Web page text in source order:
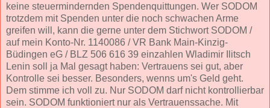
keine steuermindernden Spendenquittungen. Wer SODOM
trotzdem mit Spenden unter die noch schwachen Arme
greifen will, kann die gerne unter dem Stichwort SODOM /
auf mein Konto-Nr. 1140086 / VR Bank Main-Kinzig-
Büdingen eG / BLZ 506 616 39 einzahlen Wladimir Ilitsch
Lenin soll ja Mal gesagt haben: Vertrauens sei gut, aber
Kontrolle sei besser. Besonders, wenns um's Geld geht.
Dem stimme ich voll zu. Nur SODOM darf nicht kontrollierbar
sein. SODOM funktioniert nur als Vertrauenssache. Mit